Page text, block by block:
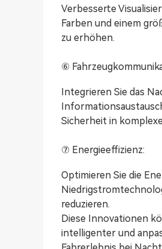
Verbesserte
Farben und einem
zu erhöhen.
⑥
Integrieren Sie das
Sicherheit in
⑦ Energieeffizienz:
Optimieren Sie die
reduzieren.
Diese Innovationen
intelligenter und